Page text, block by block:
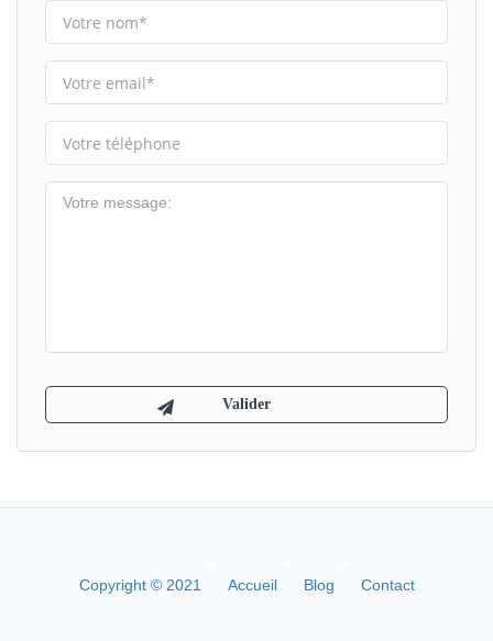
Copyright © 2021 Accueil Blog Contact